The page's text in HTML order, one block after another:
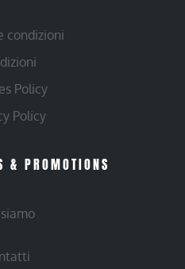
condizioni
Policy
Policy
& PROMOTIONS